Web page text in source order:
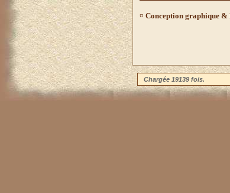
¤ Conception graphique &
Chargée 19139 fois.